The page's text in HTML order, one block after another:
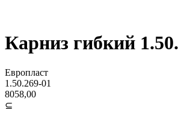
Карниз гибкий
Европласт
1.50.269-01
8058,00
⊆